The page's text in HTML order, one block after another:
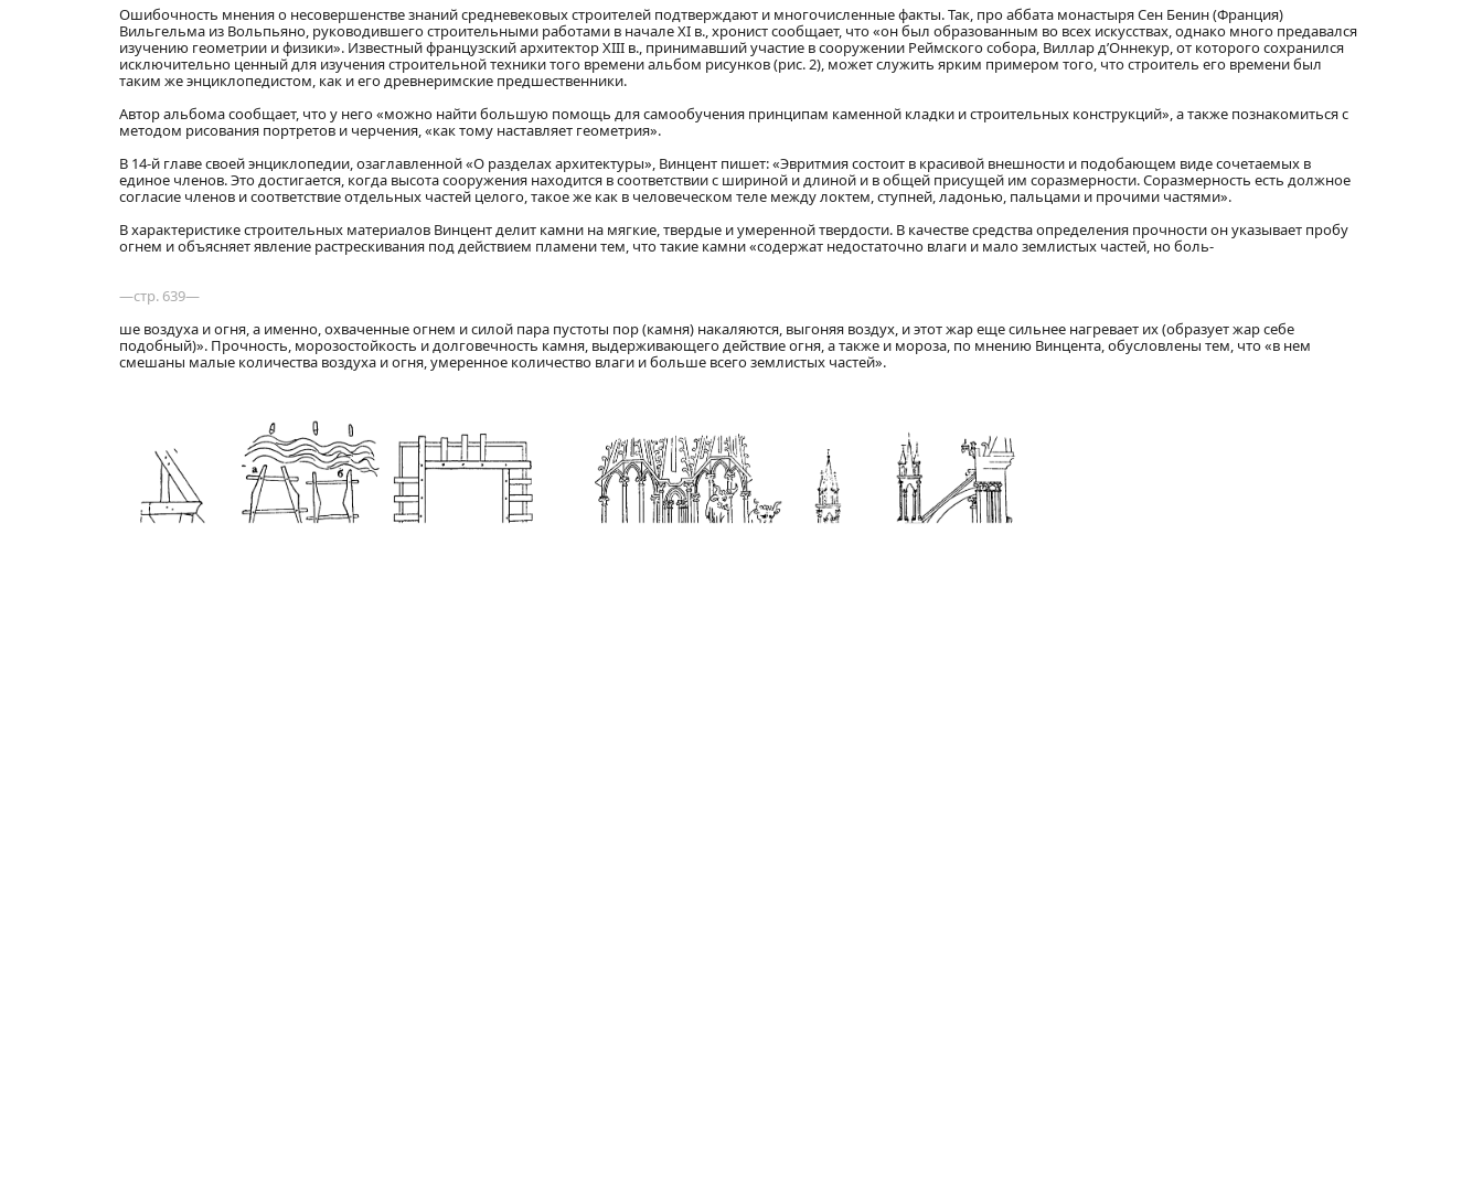
Ошибочность мнения о несовершенстве знаний средневековых строителей подтверждают и многочисленные факты. Так, про аббата монастыря Сен Бенин (Франция)
Вильгельма из Вольпьяно, руководившего строительными работами в начале XI в., хронист сообщает, что «он был образованным во всех искусствах, однако много предавался
изучению геометрии и физики». Известный французский архитектор XIII в., принимавший участие в сооружении Реймского собора, Виллар д’Оннекур, от которого сохранился
исключительно ценный для изучения строительной техники того времени альбом рисунков (рис. 2), может служить ярким примером того, что строитель его времени был
таким же энциклопедистом, как и его древнеримские предшественники.
Автор альбома сообщает, что у него «можно найти большую помощь для самообучения принципам каменной кладки и строительных конструкций», а также познакомиться с
методом рисования портретов и черчения, «как тому наставляет геометрия».
В 14-й главе своей энциклопедии, озаглавленной «О разделах архитектуры», Винцент пишет: «Эвритмия состоит в красивой внешности и подобающем виде сочетаемых в
единое членов. Это достигается, когда высота сооружения находится в соответствии с шириной и длиной и в общей присущей им соразмерности. Соразмерность есть должное
согласие членов и соответствие отдельных частей целого, такое же как в человеческом теле между локтем, ступней, ладонью, пальцами и прочими частями».
В характеристике строительных материалов Винцент делит камни на мягкие, твердые и умеренной твердости. В качестве средства определения прочности он указывает пробу
огнем и объясняет явление растрескивания под действием пламени тем, что такие камни «содержат недостаточно влаги и мало землистых частей, но боль-
—стр. 639—
ше воздуха и огня, а именно, охваченные огнем и силой пара пустоты пор (камня) накаляются, выгоняя воздух, и этот жар еще сильнее нагревает их (образует жар себе
подобный)». Прочность, морозостойкость и долговечность камня, выдерживающего действие огня, а также и мороза, по мнению Винцента, обусловлены тем, что «в нем
смешаны малые количества воздуха и огня, умеренное количество влаги и больше всего землистых частей».